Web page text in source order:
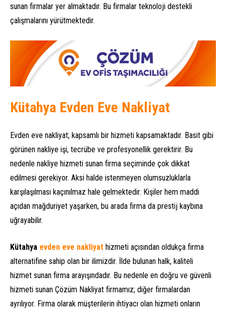
sunan firmalar yer almaktadır. Bu firmalar teknoloji destekli
çalışmalarını yürütmektedir.
Kütahya Evden Eve Nakliyat
Evden eve nakliyat; kapsamlı bir hizmeti kapsamaktadır. Basit gibi
görünen nakliye işi, tecrübe ve profesyonellik gerektirir. Bu
nedenle nakliye hizmeti sunan firma seçiminde çok dikkat
edilmesi gerekiyor. Aksi halde istenmeyen olumsuzluklarla
karşılaşılması kaçınılmaz hale gelmektedir. Kişiler hem maddi
açıdan mağduriyet yaşarken, bu arada firma da prestij kaybına
uğrayabilir.
Kütahya evden eve nakliyat hizmeti açısından oldukça firma
alternatifine sahip olan bir ilimizdir. İlde bulunan halk, kaliteli
hizmet sunan firma arayışındadır. Bu nedenle en doğru ve güvenli
hizmeti sunan Çözüm Nakliyat firmamız; diğer firmalardan
ayrılıyor. Firma olarak müşterilerin ihtiyacı olan hizmeti onların